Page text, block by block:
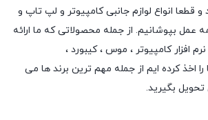
انواع لوازم جانبی کامپیوتر و لپ تاپ و
عمل بپوشانیم. از جمله محصولاتی که ما ارائه
نرم افزار کامپیوتر ، موس ،کیبورد ،
اخذ کرده ایم از جمله مهم ترین برند ها می
بگیرید.